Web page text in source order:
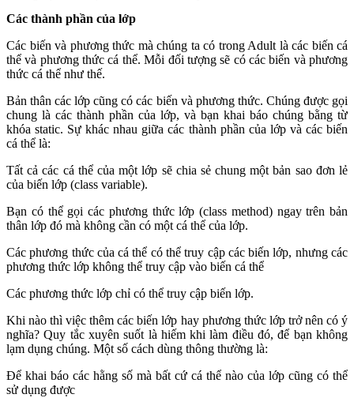
Các thành phần của lớp
Các biến và phương thức mà chúng ta có trong Adult là các biến cá
thể và phương thức cá thể. Mỗi đối tượng sẽ có các biến và phương
thức cá thể như thế.
Bản thân các lớp cũng có các biến và phương thức. Chúng được gọi
chung là các thành phần của lớp, và bạn khai báo chúng bằng từ
khóa static. Sự khác nhau giữa các thành phần của lớp và các biến
cá thể là:
Tất cả các cá thể của một lớp sẽ chia sẻ chung một bản sao đơn lẻ
của biến lớp (class variable).
Bạn có thể gọi các phương thức lớp (class method) ngay trên bản
thân lớp đó mà không cần có một cá thể của lớp.
Các phương thức của cá thể có thể truy cập các biến lớp, nhưng các
phương thức lớp không thể truy cập vào biến cá thể
Các phương thức lớp chỉ có thể truy cập biến lớp.
Khi nào thì việc thêm các biến lớp hay phương thức lớp trở nên có ý
nghĩa? Quy tắc xuyên suốt là hiếm khi làm điều đó, để bạn không
lạm dụng chúng. Một số cách dùng thông thường là:
Để khai báo các hằng số mà bất cứ cá thể nào của lớp cũng có thể
sử dụng được